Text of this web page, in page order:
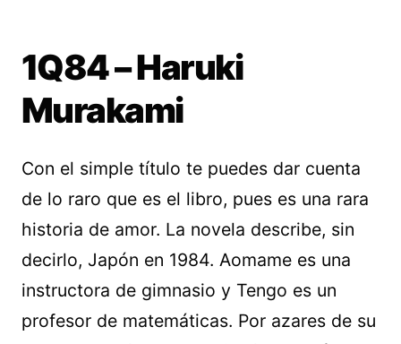
1Q84 – Haruki
Murakami
Con el simple título te puedes dar cuenta
de lo raro que es el libro, pues es una rara
historia de amor. La novela describe, sin
decirlo, Japón en 1984. Aomame es una
instructora de gimnasio y Tengo es un
profesor de matemáticas. Por azares de su